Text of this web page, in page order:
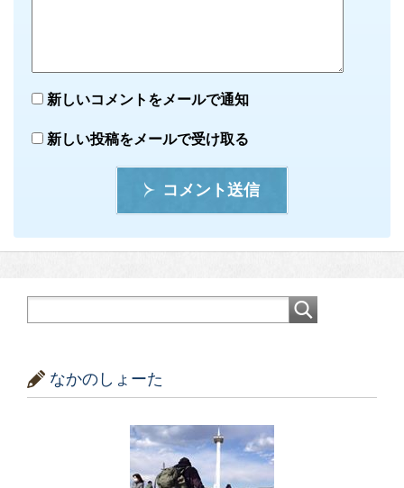
新しいコメントをメールで通知
新しい投稿をメールで受け取る
コメント送信
なかのしょーた